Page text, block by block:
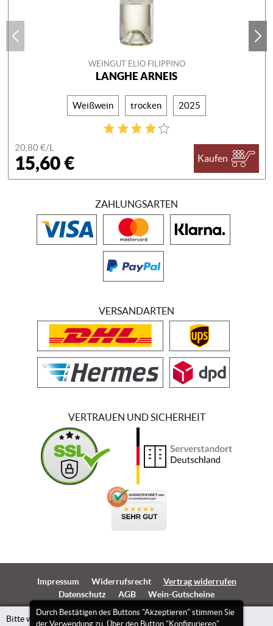
Bitte wählen Sie Ihren Jahrgang
WEINGUT ELIO FILIPPINO
LANGHE ARNEIS
Weißwein trocken 2025
20,80 €/L
15,60 € Kaufen
Durch Bestätigen des Buttons "Akzeptieren" stimmen Sie
der Verwendung zu. Über den Button "Konfigurieren"
ZAHLUNGSARTEN
VERSANDARTEN
VERTRAUEN UND SICHERHEIT
Impressum Widerrufsrecht
Vertrag widerrufen
Datenschutz
AGB Wein-Gutscheine